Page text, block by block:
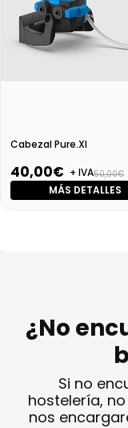
Cabezal Pure.Xl
40,00€ + IVA50,00€
MÁS DETALLES
¿No
Si no
hostelería,
nos